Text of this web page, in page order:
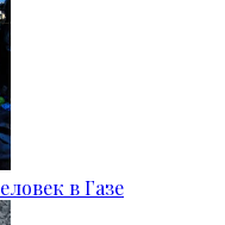
в Газе